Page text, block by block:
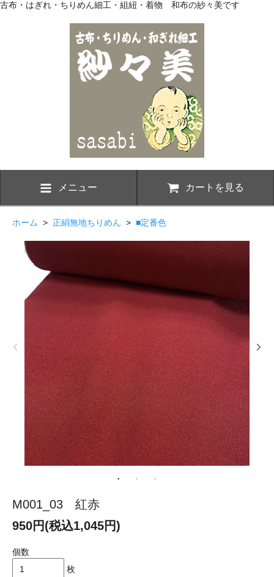
古布・はぎれ・ちりめん細工・組紐・着物 和布の紗々美です
メニュー カートを見る
ホーム > 正絹無地ちりめん > ■定番色
M001_03 紅赤
950円(税込1,045円)
個数
枚